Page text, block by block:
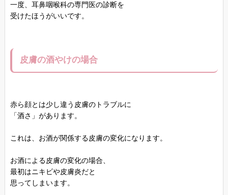
一度、耳鼻咽喉科の専門医の診断を
受けたほうがいいです。
皮膚の酒やけの場合
赤ら顔とは少し違う皮膚のトラブルに
「酒さ」があります。
これは、お酒が関係する皮膚の変化になります。
お酒による皮膚の変化の場合、
最初はニキビや皮膚炎だと
思ってしまいます。